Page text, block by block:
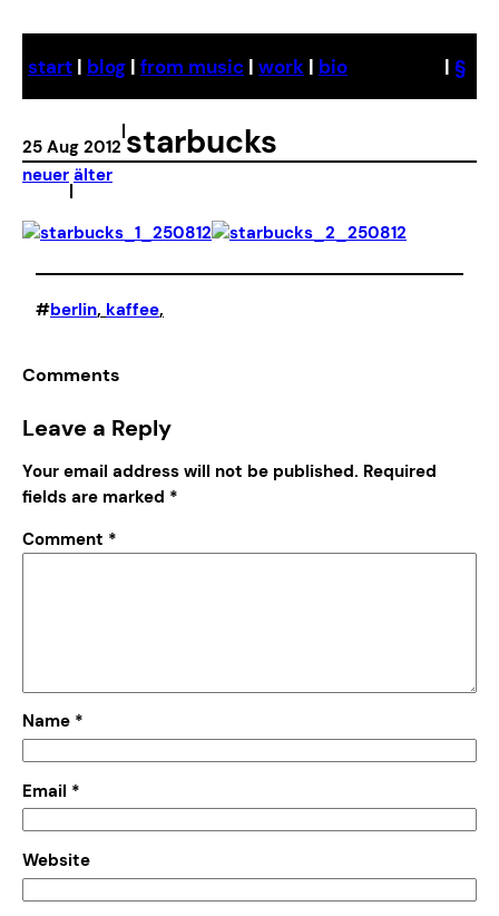
content
start | blog | from music | work | bio | §
25 Aug 2012
|starbucks
neuer
|
älter
#berlin, kaffee,
Comments
Leave a Reply
Your email address will not be published. Required
fields are marked *
Comment *
Name *
Email *
Website